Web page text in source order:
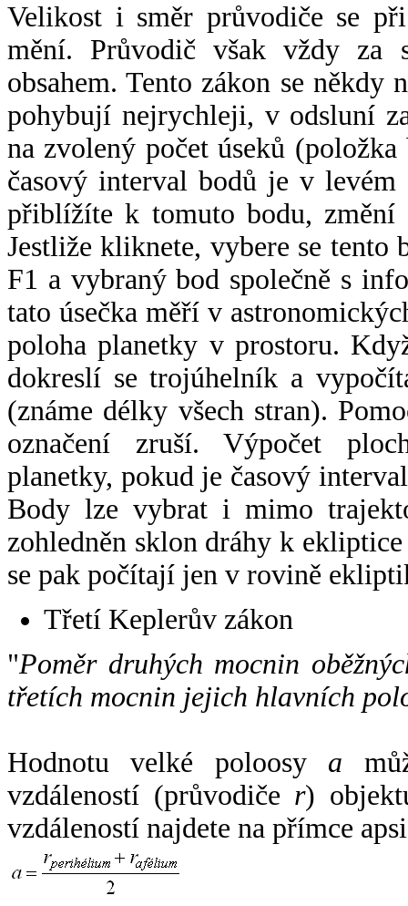
Velikost i směr průvodiče se
mění. Průvodič však vždy za
obsahem. Tento zákon se někdy
pohybují nejrychleji, v odsluní
na zvolený počet úseků
časový interval bodů je v
přiblížíte k tomuto bodu,
Jestliže kliknete, vybere se tento
F1 a vybraný bod společně s
tato úsečka měří v
poloha planetky v prostoru.
dokreslí se trojúhelník a
(známe délky všech stran).
označení zruší. Výpočet
planetky, pokud je časový
Body lze vybrat i mimo
zohledněn sklon dráhy k
se pak počítají jen v rovině
Třetí Keplerův zákon
"Poměr druhých mocnin
třetích mocnin jejich hlavních
Hodnotu velké poloosy a
vzdáleností (průvodiče r)
vzdáleností najdete na přímce